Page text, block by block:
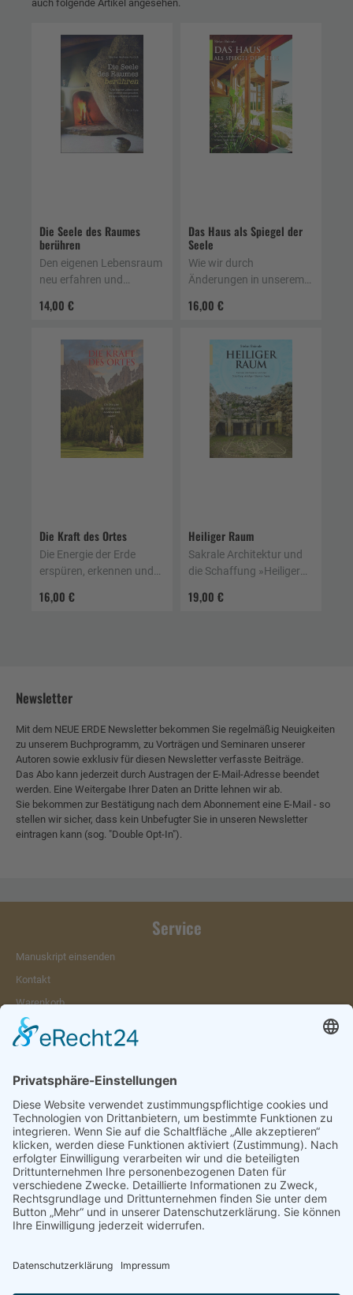
auch folgende Artikel angesehen.
Die Seele des Raumes
berühren
14,00 €
Den eigenen Lebensraum
neu erfahren und
energetisieren
Das Haus als Spiegel der
Seele
16,00 €
Wie wir durch
Änderungen in unserem
heilen
Die Kraft des Ortes
16,00 €
Die Energie der Erde
erspüren, erkennen und
Heiliger Raum
19,00 €
Sakrale Architektur und
die Schaffung »Heiliger
Newsletter
Mit dem NEUE ERDE Newsletter bekommen Sie regelmäßig Neuigkeiten
zu unserem Buchprogramm, zu Vorträgen und Seminaren unserer
Autoren sowie exklusiv für diesen Newsletter verfasste Beiträge.
Das Abo kann jederzeit durch Austragen der E-Mail-Adresse beendet
werden. Eine Weitergabe Ihrer Daten an Dritte lehnen wir ab.
Sie bekommen zur Bestätigung nach dem Abonnement eine E-Mail - so
stellen wir sicher, dass kein Unbefugter Sie in unseren Newsletter
eintragen kann (sog. "Double Opt-In").
Service
Manuskript einsenden
Kontakt
Warenkorb
Konto
Merkzettel
Vertrag widerrufen
Informationen
Impressum & Disclaimer
AGB und Widerrufsrecht
Verpackung und Versand